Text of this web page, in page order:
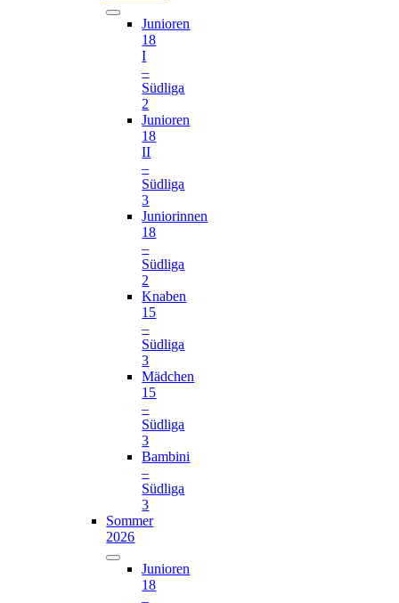
Junioren
18
I
–
Südliga
2
Junioren
18
II
–
Südliga
3
Juniorinnen
18
–
Südliga
2
Knaben
15
–
Südliga
3
Mädchen
15
–
Südliga
3
Bambini
–
Südliga
3
Sommer
2026
Junioren
18